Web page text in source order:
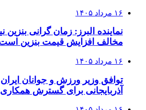
۱۶ مرداد ۱۴۰۵
نماینده البرز: زمان گرانی
مخالف افزایش قیمت بنزین
۱۶ مرداد ۱۴۰۵
توافق وزیر ورزش و جوانان ایران
آذربایجانی برای گسترش همکاری